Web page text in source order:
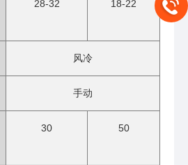
28-32 18-22
风冷
手动
30 50